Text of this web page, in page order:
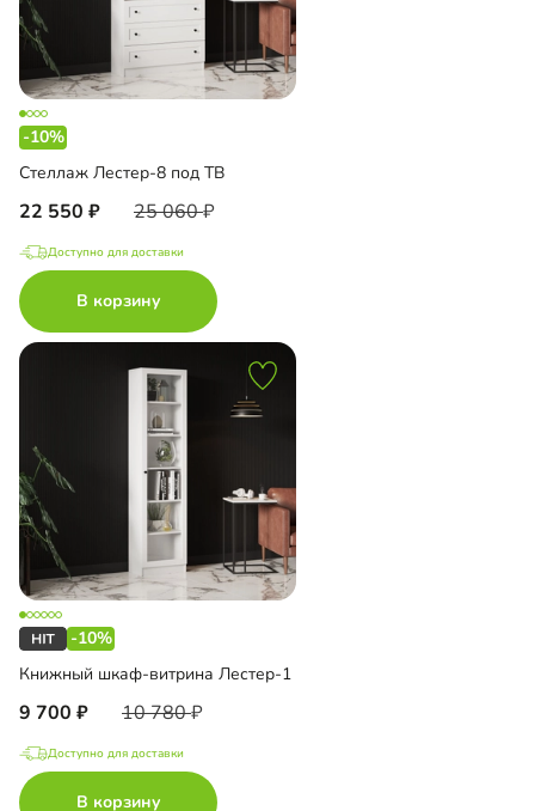
-10%
Стеллаж Лестер-8 под ТВ
22 550 25 060
Доступно для доставки
В корзину
-10%
Книжный шкаф-витрина Лестер-1
9 700 10 780
Доступно для доставки
В корзину